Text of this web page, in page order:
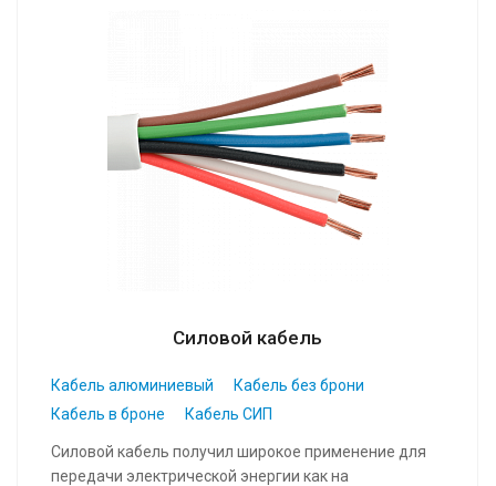
Силовой кабель
Кабель алюминиевый
Кабель без брони
Кабель в броне
Кабель СИП
Силовой кабель получил широкое применение для
передачи электрической энергии как на